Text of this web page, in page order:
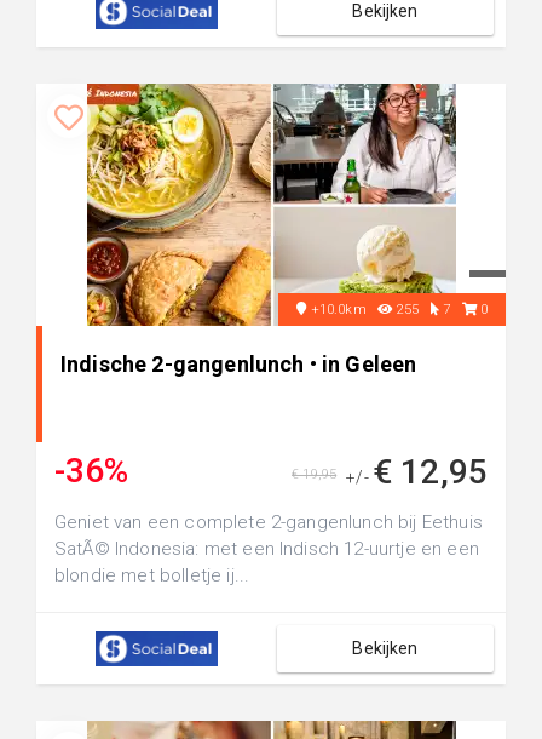
Bekijken
+10.0km 255 7 0
Indische 2-gangenlunch • in Geleen
-36% +/- € 12,95
€ 19,95
Geniet van een complete 2-gangenlunch bij Eethuis
SatÃ© Indonesia: met een Indisch 12-uurtje en een
blondie met bolletje ij...
Bekijken